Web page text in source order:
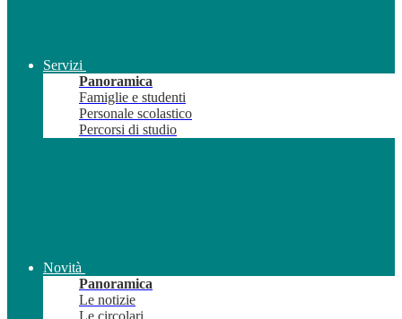
Servizi
Panoramica
Famiglie e studenti
Personale scolastico
Percorsi di studio
Novità
Panoramica
Le notizie